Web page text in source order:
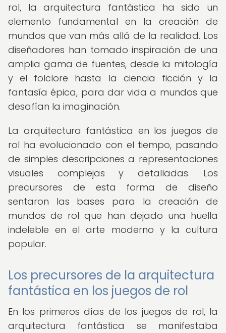
rol, la arquitectura fantástica ha sido un
elemento fundamental en la creación de
mundos que van más allá de la realidad. Los
diseñadores han tomado inspiración de una
amplia gama de fuentes, desde la mitología
y el folclore hasta la ciencia ficción y la
fantasía épica, para dar vida a mundos que
desafían la imaginación.
La arquitectura fantástica en los juegos de
rol ha evolucionado con el tiempo, pasando
de simples descripciones a representaciones
visuales complejas y detalladas. Los
precursores de esta forma de diseño
sentaron las bases para la creación de
mundos de rol que han dejado una huella
indeleble en el arte moderno y la cultura
popular.
Los precursores de la arquitectura
fantástica en los juegos de rol
En los primeros días de los juegos de rol, la
arquitectura fantástica se manifestaba